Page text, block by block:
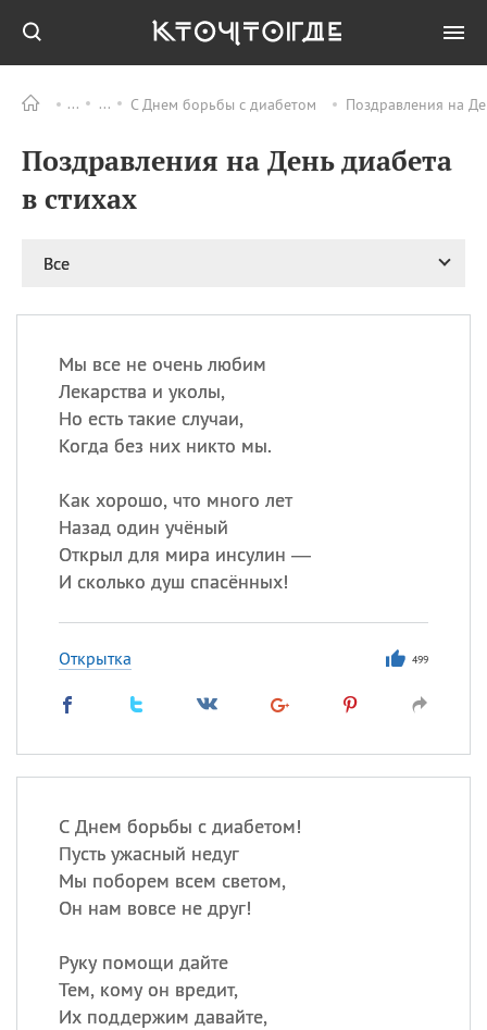
С Днем борьбы с диабетом Поздравления на
Поздравления на День диабета
в стихах
Все
Мы все не очень любим
Лекарства и уколы,
Но есть такие случаи,
Когда без них никто мы.
Как хорошо, что много лет
Назад один учёный
Открыл для мира инсулин —
И сколько душ спасённых!
Открытка 499
С Днем борьбы с диабетом!
Пусть ужасный недуг
Мы поборем всем светом,
Он нам вовсе не друг!
Руку помощи дайте
Тем, кому он вредит,
Их поддержим давайте,
ПРАЗДНИКИ Все
09.08
День памяти
великомученика и
Николая Чудотворца
11.08 День полета на
11.08
Сегодня празднуют именины
Герман
Посмотреть значение